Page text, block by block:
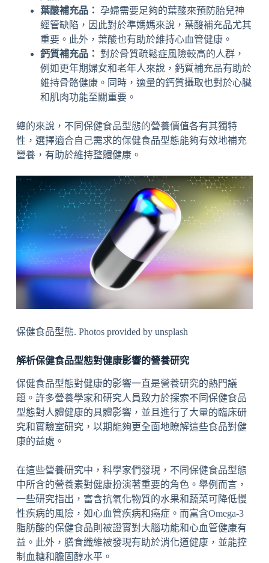
葉酸補充品： 孕婦需要足夠的葉酸來預防胎兒神
經管缺陷，因此對於準媽媽來說，葉酸補充品尤其
重要。此外，葉酸也有助於維持心血管健康。
鈣質補充品： 對於骨質疏鬆症風險較高的人群，
例如更年期婦女和老年人來說，鈣質補充品有助於
維持骨骼健康。同時，適量的鈣質攝取也對於心臟
和肌肉功能至關重要。
總的來說，不同保健食品型態的營養價值各有其獨特
性，選擇適合自己需求的保健食品型態能夠有效地補充
營養，有助於維持整體健康。
保健食品型態. Photos provided by unsplash
解析保健食品型態對健康影響的營養研究
保健食品型態對健康的影響一直是營養研究的熱門議
題。許多營養學家和研究人員致力於探索不同保健食品
型態對人體健康的具體影響，並且進行了大量的臨床研
究和實驗室研究，以期能夠更全面地瞭解這些食品對健
康的益處。
在這些營養研究中，科學家們發現，不同保健食品型態
中所含的營養素對健康扮演著重要的角色。舉例而言，
一些研究指出，富含抗氧化物質的水果和蔬菜可降低慢
性疾病的風險，如心血管疾病和癌症。而富含Omega-3
脂肪酸的保健食品則被證實對大腦功能和心血管健康有
益。此外，膳食纖維被發現有助於消化道健康，並能控
制血糖和膽固醇水平。